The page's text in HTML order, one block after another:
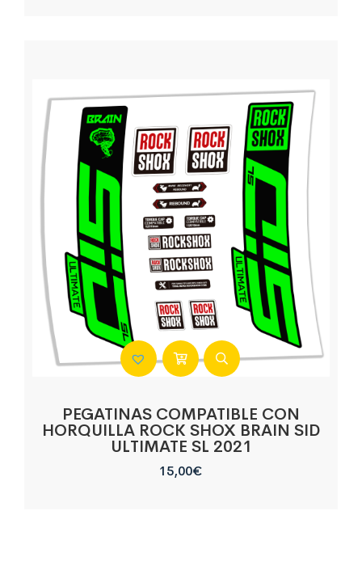
PEGATINAS COMPATIBLE CON
HORQUILLA ROCK SHOX BRAIN SID
ULTIMATE SL 2021
15,00€